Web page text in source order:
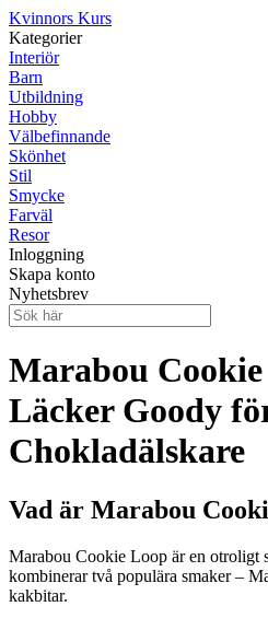
Kvinnors Kurs
Kategorier
Interiör
Barn
Utbildning
Hobby
Välbefinnande
Skönhet
Stil
Smycke
Farväl
Resor
Inloggning
Skapa konto
Nyhetsbrev
Marabou
Läcker Goody
Chokladälskare
Vad är Marabou
Marabou Cookie Loop är en otroligt
kombinerar två populära smaker –
kakbitar.